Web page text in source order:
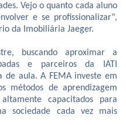
Vejo o quanto cada aluno
e se profissionalizar",
da Imobiliária Jaeger.
buscando aproximar a
e parceiros da IATI
de aula. A FEMA investe em
métodos de aprendizagem
capacitados para
sociedade cada vez mais